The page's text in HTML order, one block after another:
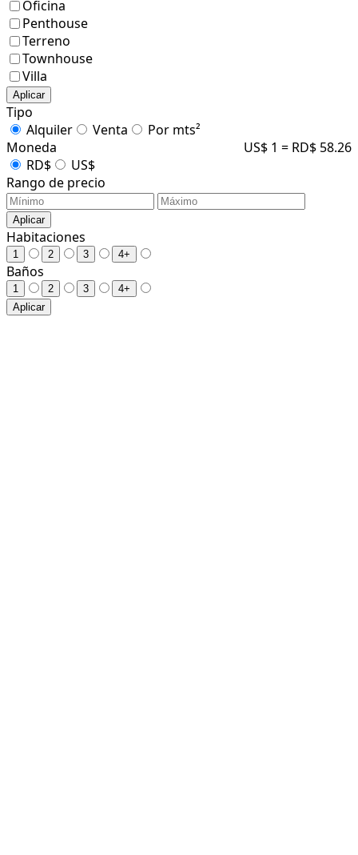
Oficina
Penthouse
Terreno
Townhouse
Villa
Aplicar
Tipo
Alquiler
Venta
Por mts²
Moneda
US$ 1 = RD$ 58.26
RD$
US$
Rango de precio
Aplicar
Habitaciones
1 2 3 4+
Baños
1 2 3
4+
Aplicar